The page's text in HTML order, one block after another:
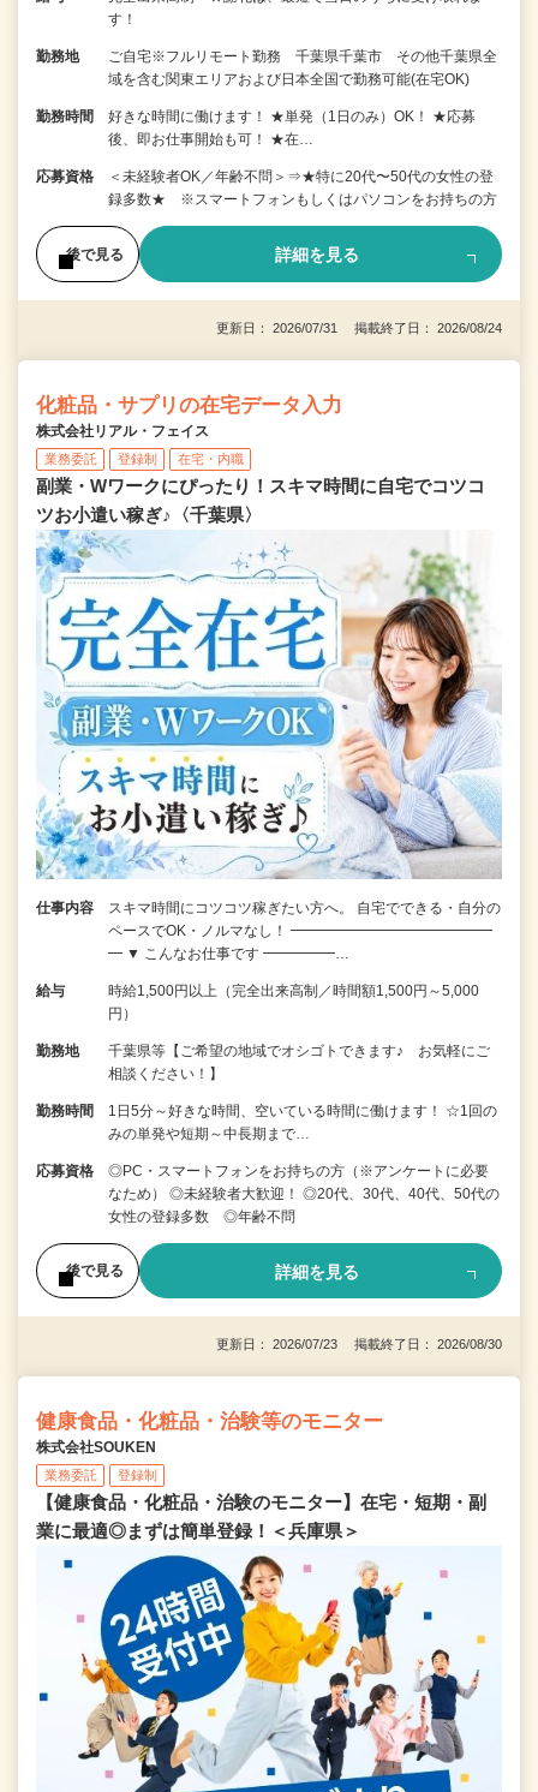
す！
勤務地
ご自宅※フルリモート勤務 千葉県千葉市 その他千葉県全
域を含む関東エリアおよび日本全国で勤務可能(在宅OK)
勤務時間
好きな時間に働けます！ ★単発（1日のみ）OK！ ★応募
後、即お仕事開始も可！ ★在…
応募資格
＜未経験者OK／年齢不問＞⇒★特に20代〜50代の女性の登
録多数★ ※スマートフォンもしくはパソコンをお持ちの方
後で見る 詳細を見る
更新日： 2026/07/31 掲載終了日： 2026/08/24
化粧品・サプリの在宅データ入力
株式会社リアル・フェイス
業務委託 登録制 在宅・内職
副業・Wワークにぴったり！スキマ時間に自宅でコツコ
ツお小遣い稼ぎ♪〈千葉県〉
仕事内容
スキマ時間にコツコツ稼ぎたい方へ。 自宅でできる・自分の
ペースでOK・ノルマなし！ ━━━━━━━━━━━━━━
━ ▼ こんなお仕事です ━━━━━…
給与
時給1,500円以上（完全出来高制／時間額1,500円～5,000
円）
勤務地
千葉県等【ご希望の地域でオシゴトできます♪ お気軽にご
相談ください！】
勤務時間
1日5分～好きな時間、空いている時間に働けます！ ☆1回の
みの単発や短期～中長期まで…
応募資格
◎PC・スマートフォンをお持ちの方（※アンケートに必要
なため） ◎未経験者大歓迎！ ◎20代、30代、40代、50代の
女性の登録多数 ◎年齢不問
後で見る 詳細を見る
更新日： 2026/07/23 掲載終了日： 2026/08/30
健康食品・化粧品・治験等のモニター
株式会社SOUKEN
業務委託 登録制
【健康食品・化粧品・治験のモニター】在宅・短期・副
業に最適◎まずは簡単登録！＜兵庫県＞